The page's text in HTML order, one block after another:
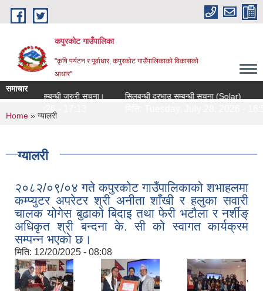
Skip to main content
कपुरकोट गाउँपालिका
"कृषि पर्यटन र पूर्वाधार, कपुरकोट गाउँपालिकाको विकासको
आधार"
समाचार
औषधीहरुको दररेट उपलब्ध गराउने सम्बन्धी जरुरी सूचना।
सिलबन्धी दरभाउ सम्बन्धी सूचना (Solar)
You are here
Home » ग्यालरी
ग्यालरी
२०८२/०९/०४ गते कपुरकोट गाउँपालिकाको शभाहलमा
कम्प्युटर अपरेटर श्री अनीता शाँखी र हलुका सवारी
चालक योगेस बुढाको बिदाइ तथा फेरी भटौला र नर्शीङ्
अधिकृत श्री बन्दना के. सी को स्वागत कार्यक्रम
सम्पन्न भएको छ।
मिति: 12/20/2025 - 08:08
, , ,